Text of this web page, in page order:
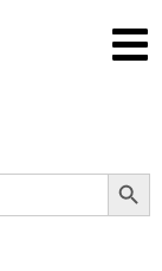
Search Button